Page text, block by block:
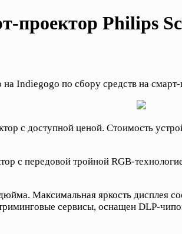
проектор Philips
Indiegogo по сбору средств на
с доступной ценой. Стоимость
с передовой тройной RGB-
Максимальная яркость дисплея
сервисы, оснащен DLP-